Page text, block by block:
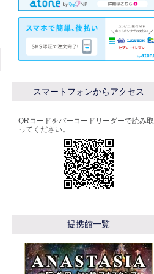
スマートフォンからアクセス
QRコードをバーコードリーダーで読み取
ってください。
提携館一覧